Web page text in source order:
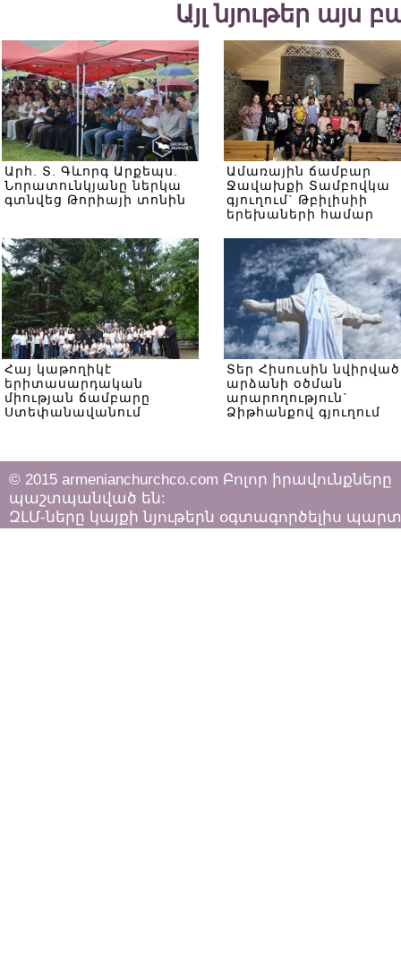
Այլ նյութեր այս
Արհ. Տ. Գևորգ Արքեպս.
Նորատունկյանը ներկա
գտնվեց Թորիայի տոնին
Ամառային ճամբար
Ջավախքի Տամբովկա
գյուղում` Թբիլիսիի
երեխաների համար
Հայ կաթողիկէ
երիտասարդական
միության ճամբարը
Ստեփանավանում
Տեր Հիսուսին նվիրված
արձանի օծման
արարողություն`
Ձիթհանքով գյուղում
© 2015 armenianchurchco.com Բոլոր իրավունքները
պաշտպանված են:
ԶԼՄ-ները կայքի նյութերն օգտագործելիս